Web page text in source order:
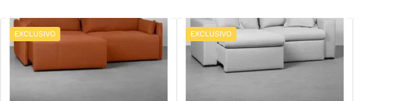
EXCLUSIVO PRONTA ENTREGA
Sofá Ming Retrátil - Trento Telha
EXCLUSIVO PRONTA ENTREGA
Sofá Itália Retrátil Trend - Cinza